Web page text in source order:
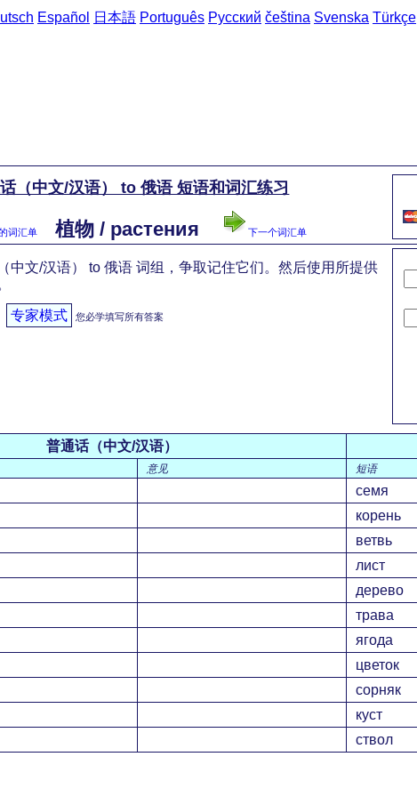
Español 日本語 Português Русский čeština Svenska Türkçe
（中文/汉语） to 俄语 短语和词汇练习
词汇单 植物 / растения 下一个词汇单
中文/汉语） to 俄语 词组，争取记住它们。然后使用所提供
专家模式 您必学填写所有答案
普通话（中文/汉语）
意见 短语
семя
корень
ветвь
лист
дерево
трава
ягода
цветок
сорняк
куст
ствол